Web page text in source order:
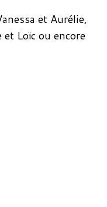
et Aurélie,
Loïc ou encore